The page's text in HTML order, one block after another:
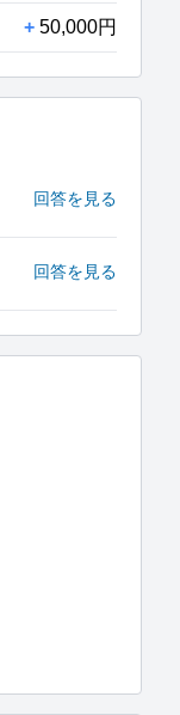
+ 50,000円
回答を見る
回答を見る